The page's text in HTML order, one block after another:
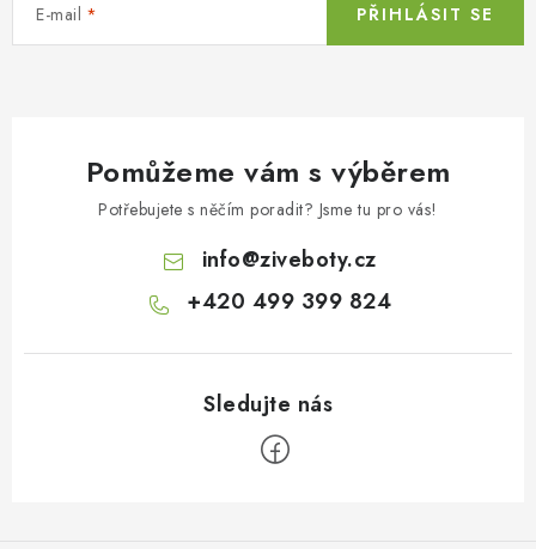
E-mail PŘIHLÁSIT SE
Pomůžeme vám s výběrem
Potřebujete s něčím poradit? Jsme tu pro vás!
info@ziveboty.cz
+420 499 399 824